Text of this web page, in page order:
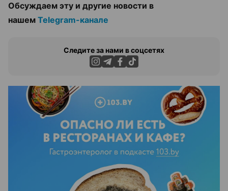
Обсуждаем эту и другие новости в
нашем Telegram-канале
Следите за нами в соцсетях
ЭФФЕКТИВНАЯ РЕКЛАМА НА САЙТЕ